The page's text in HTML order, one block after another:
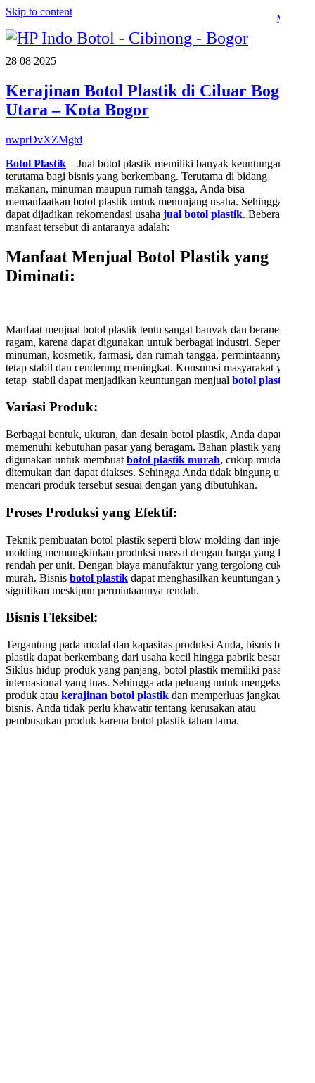
Skip to content
Menu
28 08 2025
Kerajinan Botol Plastik di Ciluar Bogor
Utara – Kota Bogor
nwprDvXZMgtd
Botol Plastik – Jual botol plastik memiliki banyak keuntungan,
terutama bagi bisnis yang berkembang. Terutama di bidang
makanan, minuman maupun rumah tangga, Anda bisa
memanfaatkan botol plastik untuk menunjang usaha. Sehingga,
dapat dijadikan rekomendasi usaha jual botol plastik. Beberapa
manfaat tersebut di antaranya adalah:
Manfaat Menjual Botol Plastik yang
Diminati:
Manfaat menjual botol plastik tentu sangat banyak dan beraneka
ragam, karena dapat digunakan untuk berbagai industri. Seperti
minuman, kosmetik, farmasi, dan rumah tangga, permintaannya
tetap stabil dan cenderung meningkat. Konsumsi masyarakat yang
tetap stabil dapat menjadikan keuntungan menjual botol plastik
Variasi Produk:
Berbagai bentuk, ukuran, dan desain botol plastik, Anda dapat
memenuhi kebutuhan pasar yang beragam. Bahan plastik yang
digunakan untuk membuat botol plastik murah, cukup mudah
ditemukan dan dapat diakses. Sehingga Anda tidak bingung untuk
mencari produk tersebut sesuai dengan yang dibutuhkan.
Proses Produksi yang Efektif:
Teknik pembuatan botol plastik seperti blow molding dan injection
molding memungkinkan produksi massal dengan harga yang lebih
rendah per unit. Dengan biaya manufaktur yang tergolong cukup
murah. Bisnis botol plastik dapat menghasilkan keuntungan yang
signifikan meskipun permintaannya rendah.
Bisnis Fleksibel:
Tergantung pada modal dan kapasitas produksi Anda, bisnis botol
plastik dapat berkembang dari usaha kecil hingga pabrik besar.
Siklus hidup produk yang panjang, botol plastik memiliki pasar
internasional yang luas. Sehingga ada peluang untuk mengekspor
produk atau kerajinan botol plastik dan memperluas jangkauan
bisnis. Anda tidak perlu khawatir tentang kerusakan atau
pembusukan produk karena botol plastik tahan lama.